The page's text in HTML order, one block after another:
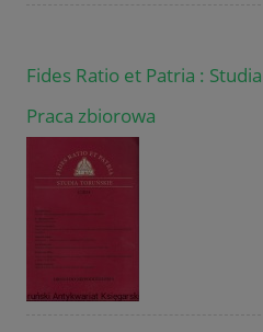
Fides Ratio et Patria :
Praca zbiorowa